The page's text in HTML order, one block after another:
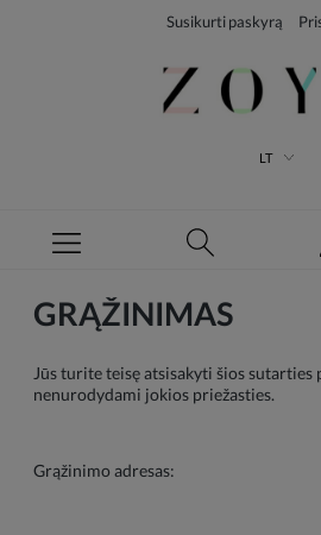
Susikurti paskyrą
LT
GRĄŽINIMAS
Jūs turite teisę atsisakyti šios sutarties
nenurodydami jokios priežasties.
Grąžinimo adresas: